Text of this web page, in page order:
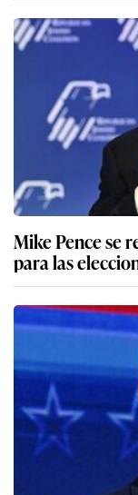
Mike Pence se
para las